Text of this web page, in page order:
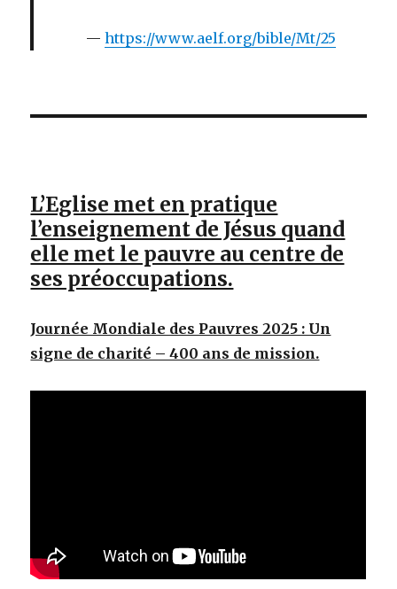
https://www.aelf.org/bible/Mt/25
L’Eglise met en pratique
l’enseignement de Jésus quand
elle met le pauvre au centre de
ses préoccupations.
Journée Mondiale des Pauvres 2025 : Un
signe de charité – 400 ans de mission.